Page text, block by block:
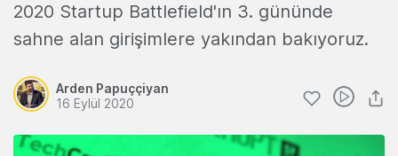
2020 Startup Battlefield'ın 3. gününde
sahne alan girişimlere yakından bakıyoruz.
Arden Papuççiyan
16 Eylül 2020